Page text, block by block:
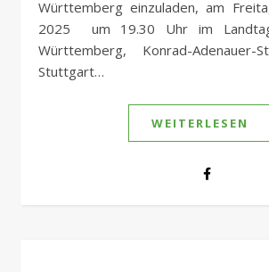
Württemberg einzuladen, am
2025 um 19.30 Uhr im
Württemberg, Konrad-
Stuttgart…
WEITERLESEN